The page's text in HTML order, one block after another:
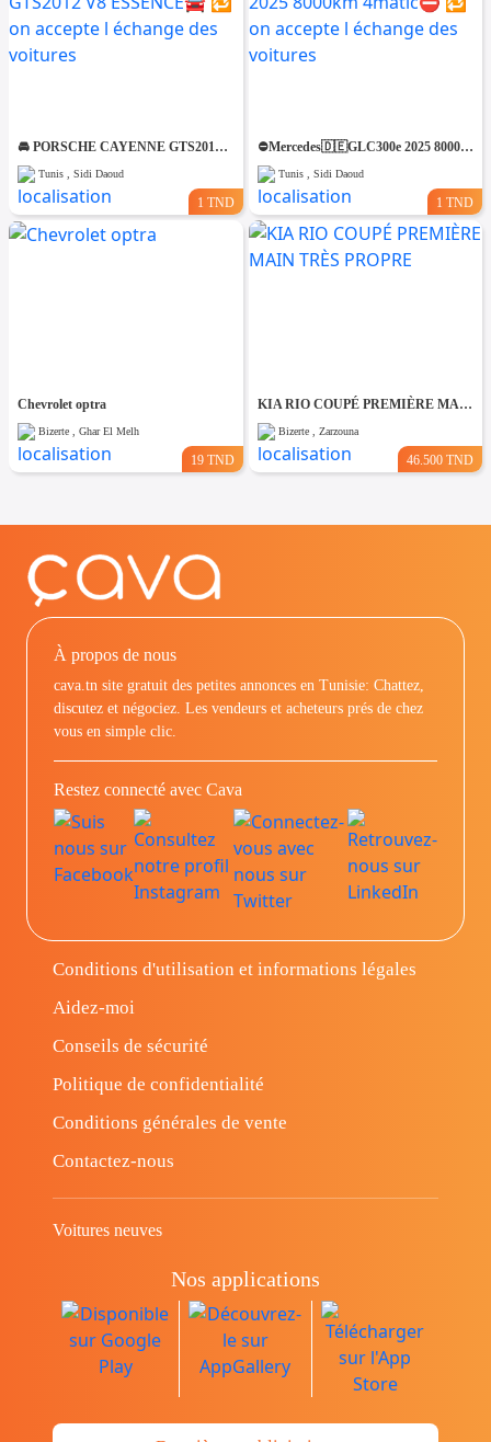
🚘 PORSCHE CAYENNE GTS2012 V8 ESSENCE🚘 🔁 on accepte l échange des voitures
Tunis , Sidi Daoud
1 TND
⛔️Mercedes🇩🇪GLC300e 2025 8000km 4matic⛔️ 🔁 on accepte l échange des voitures
Tunis , Sidi Daoud
1 TND
Chevrolet optra
Bizerte , Ghar El Melh
19 TND
KIA RIO COUPÉ PREMIÈRE MAIN TRÈS PROPRE
Bizerte , Zarzouna
46.500 TND
À propos de nous
cava.tn site gratuit des petites annonces en Tunisie: Chattez,
discutez et négociez. Les vendeurs et acheteurs prés de chez
vous en simple clic.
Restez connecté avec Cava
Conditions d'utilisation et informations légales
Aidez-moi
Conseils de sécurité
Politique de confidentialité
Conditions générales de vente
Contactez-nous
Voitures neuves
Nos applications